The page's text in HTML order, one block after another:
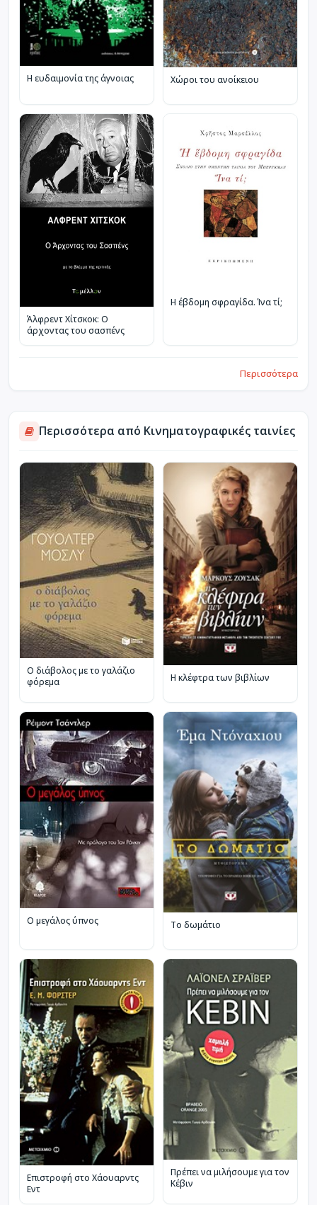
Η ευδαιμονία της άγνοιας Χώροι του ανοίκειου
Άλφρεντ Χίτσκοκ: Ο
άρχοντας του σασπένς
Η έβδομη σφραγίδα. Ίνα τί;
Περισσότερα
Περισσότερα από Κινηματογραφικές ταινίες
Ο διάβολος με το γαλάζιο
φόρεμα
Η κλέφτρα των βιβλίων
Ο μεγάλος ύπνος Το δωμάτιο
Επιστροφή στο Χάουαρντς
Εντ
Πρέπει να μιλήσουμε για τον
Κέβιν